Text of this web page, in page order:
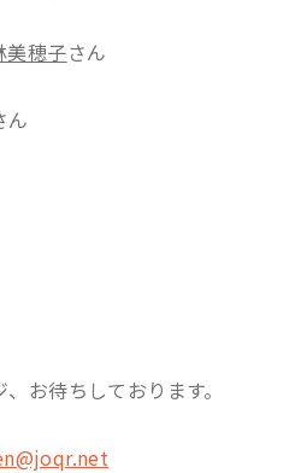
美穂子さん
ん
お待ちしております。